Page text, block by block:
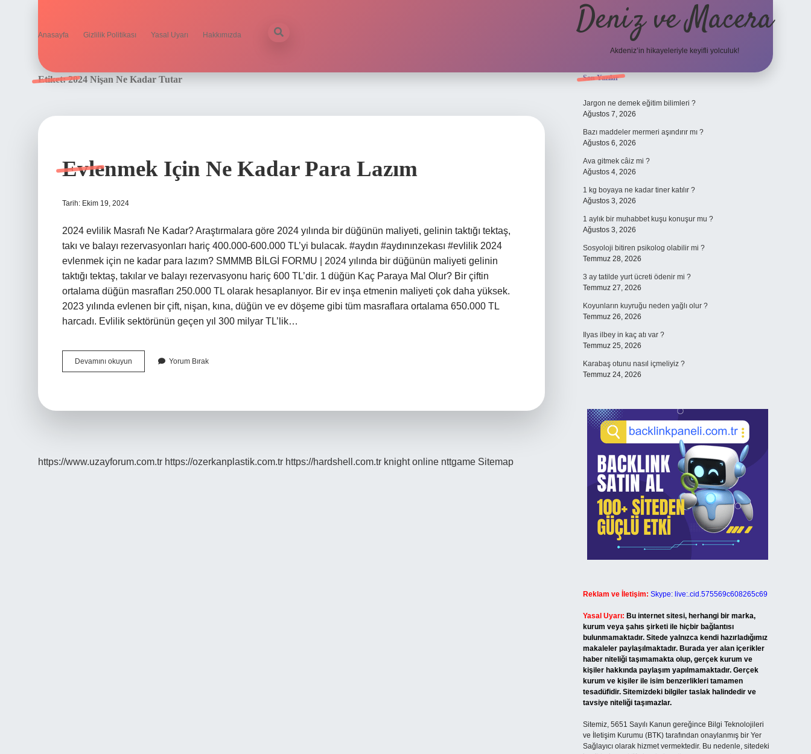
Anasayfa Gizlilik Politikası Yasal Uyarı Hakkımızda Deniz ve Macera
Akdeniz’in hikayeleriyle keyifli yolculuk!
Etiket:2024 Nişan Ne Kadar Tutar
Evlenmek Için Ne Kadar Para Lazım
Tarih: Ekim 19, 2024
2024 evlilik Masrafı Ne Kadar? Araştırmalara göre 2024 yılında bir düğünün maliyeti, gelinin taktığı tektaş,
takı ve balayı rezervasyonları hariç 400.000-600.000 TL’yi bulacak. #aydın #aydınınzekası #evlilik 2024
evlenmek için ne kadar para lazım? SMMMB BİLGİ FORMU | 2024 yılında bir düğünün maliyeti gelinin
taktığı tektaş, takılar ve balayı rezervasyonu hariç 600 TL’dir. 1 düğün Kaç Paraya Mal Olur? Bir çiftin
ortalama düğün masrafları 250.000 TL olarak hesaplanıyor. Bir ev inşa etmenin maliyeti çok daha yüksek.
2023 yılında evlenen bir çift, nişan, kına, düğün ve ev döşeme gibi tüm masraflara ortalama 650.000 TL
harcadı. Evlilik sektörünün geçen yıl 300 milyar TL’lik…
Devamını okuyun Evlenmek
Için
Yorum Bırak
https://www.uzayforum.com.tr https://ozerkanplastik.com.tr https://hardshell.com.tr knight online nttgame Sitemap
Sidebar
Son Yazılar
Jargon ne demek eğitim bilimleri ?
Ağustos 7, 2026
Bazı maddeler mermeri aşındırır mı ?
Ağustos 6, 2026
Ava gitmek câiz mi ?
Ağustos 4, 2026
1 kg boyaya ne kadar tiner katılır ?
Ağustos 3, 2026
1 aylık bir muhabbet kuşu konuşur mu ?
Ağustos 3, 2026
Sosyoloji bitiren psikolog olabilir mi ?
Temmuz 28, 2026
3 ay tatilde yurt ücreti ödenir mi ?
Temmuz 27, 2026
Koyunların kuyruğu neden yağlı olur ?
Temmuz 26, 2026
Ilyas ilbey in kaç atı var ?
Temmuz 25, 2026
Karabaş otunu nasıl içmeliyiz ?
Temmuz 24, 2026
Reklam ve İletişim: Skype: live:.cid.575569c608265c69
Yasal Uyarı: Bu internet sitesi, herhangi bir marka,
kurum veya şahıs şirketi ile hiçbir bağlantısı
bulunmamaktadır. Sitede yalnızca kendi hazırladığımız
makaleler paylaşılmaktadır. Burada yer alan içerikler
haber niteliği taşımamakta olup, gerçek kurum ve
kişiler hakkında paylaşım yapılmamaktadır. Gerçek
kurum ve kişiler ile isim benzerlikleri tamamen
tesadüfidir. Sitemizdeki bilgiler taslak halindedir ve
tavsiye niteliği taşımazlar.
Sitemiz, 5651 Sayılı Kanun gereğince Bilgi Teknolojileri
ve İletişim Kurumu (BTK) tarafından onaylanmış bir Yer
Sağlayıcı olarak hizmet vermektedir. Bu nedenle, sitedeki